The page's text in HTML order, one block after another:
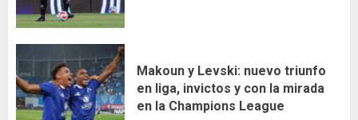
Makoun y Levski: nuevo triunfo
en liga, invictos y con la mirada
en la Champions League